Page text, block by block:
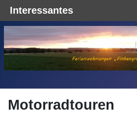
Motorradtouren
Interessantes